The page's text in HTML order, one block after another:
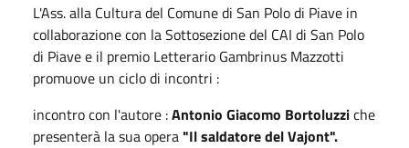
L'Ass. alla Cultura del Comune di San Polo di Piave in
collaborazione con la Sottosezione del CAI di San Polo
di Piave e il premio Letterario Gambrinus Mazzotti
promuove un ciclo di incontri :
incontro con l'autore :Antonio Giacomo Bortoluzziche
presenterà la sua opera"Il saldatore del Vajont".